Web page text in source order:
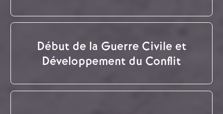
Début de la Guerre Civile et
Développement du Conflit